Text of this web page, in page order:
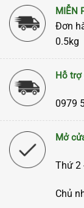
MIỄN
Đơn
0.5kg
Hỗ trợ
0979
Mở
Thứ 2
Chủ